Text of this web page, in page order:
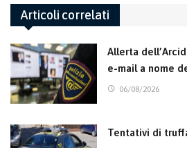
Articoli correlati
Allerta
e-mail a nome
06/08/2026
Tentativi di